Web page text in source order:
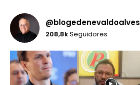
@blogedenevaldoalves
208,8kSeguidores